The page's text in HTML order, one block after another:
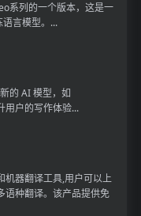
系列的一个版本，这是一
言模型。...
的 AI 模型，如
用户的写作体验...
机器翻译工具,用户可以上
语种翻译。该产品提供免